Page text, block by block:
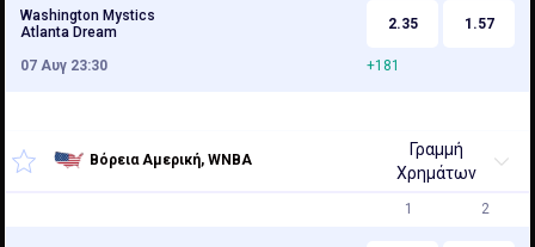
Washington Mystics
Atlanta Dream
2.35 1.57
07 Αυγ 23:30 +181
Βόρεια Αμερική, WNBA
Γραμμή
Χρημάτων
1 2